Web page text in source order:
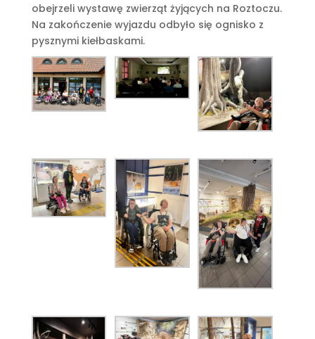
obejrzeli wystawę zwierząt żyjących na Roztoczu.
Na zakończenie wyjazdu odbyło się ognisko z
pysznymi kiełbaskami.